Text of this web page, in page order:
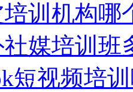
训机构哪
媒培训班
短视频培